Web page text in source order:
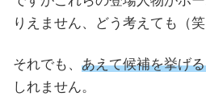
りえません、どう考えても（笑
それでも、 あえて候補を挙げ
しれません。